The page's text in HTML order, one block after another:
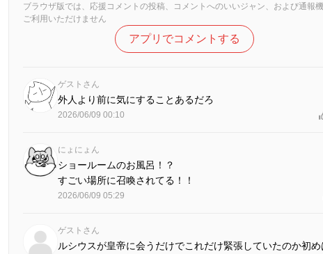
ブラウザ版では、応援コメントの投稿、コメントへのいいジャン、および通報
ご利用いただけません
アプリでコメントする
ゲストさん
外人より前に気にすることあるだろ
2026/06/09 00:10
にょにょん
ショールームのお風呂！？
すごい場所に召喚されてる！！
2026/06/09 05:29
ゲストさん
ルシウスが皇帝に会うだけでこれだけ緊張していたのか初め